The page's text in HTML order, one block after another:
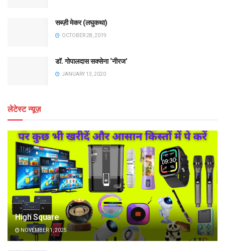
सब्ज़ी मेकर (लघुकथा)
OCTOBER 28, 2019
डॉ. गोपालदास सक्सेना ‘नीरज’
JANUARY 13, 2020
लेटेस्ट न्यूज़
High Square
NOVEMBER 1, 2025